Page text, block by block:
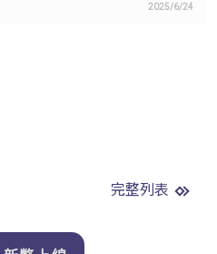
2025/6/24
完整列表